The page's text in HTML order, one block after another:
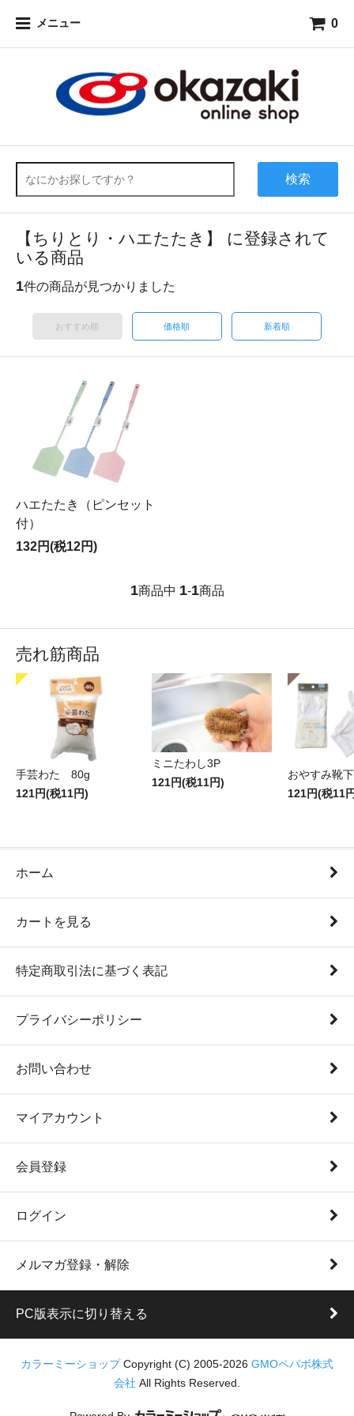
メニュー 0
検索
【ちりとり・ハエたたき】 に登録されて
いる商品
1件の商品が見つかりました
おすすめ順 価格順 新着順
ハエたたき（ピンセット
付）
132円(税12円)
1商品中 1-1商品
売れ筋商品
手芸わた 80g
121円(税11円)
ミニたわし3P
121円(税11円)
おやすみ靴下
121円(税11
ホーム
カートを見る
特定商取引法に基づく表記
プライバシーポリシー
お問い合わせ
マイアカウント
会員登録
ログイン
メルマガ登録・解除
PC版表示に切り替える
カラーミーショップCopyright (C) 2005-2026 GMOペパボ株式
会社 All Rights Reserved.